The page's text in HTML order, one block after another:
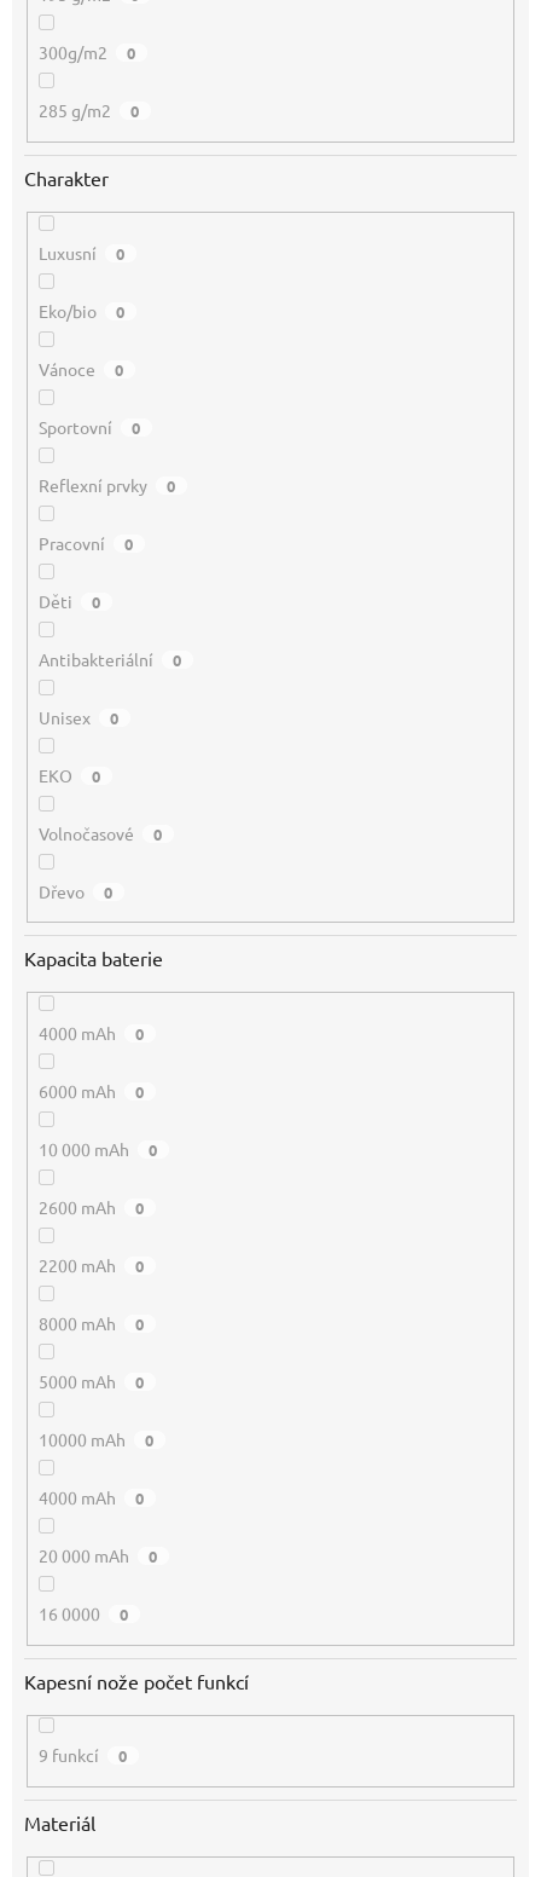
300g/m2 0
285 g/m2 0
Charakter
Luxusní 0
Eko/bio 0
Vánoce 0
Sportovní 0
Reflexní prvky 0
Pracovní 0
Děti 0
Antibakteriální 0
Unisex 0
EKO 0
Volnočasové 0
Dřevo 0
Kapacita baterie
4000 mAh 0
6000 mAh 0
10 000 mAh 0
2600 mAh 0
2200 mAh 0
8000 mAh 0
5000 mAh 0
10000 mAh 0
4000 mAh 0
20 000 mAh 0
16 0000 0
Kapesní nože počet funkcí
9 funkcí 0
Materiál